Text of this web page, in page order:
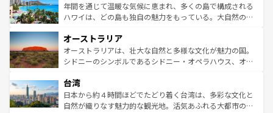
着のスイス情報はコンテンツ一覧 を参照してほしい。
ンメントが詰まった刺激的なスポットだ。一方、アメリカ
西部には大自然が広がり、グランドキャニオンやイエロー
部のニューオーリンズでは、音楽と美食が融合した独特の
文化が魅力。旅行者はアメリカの各地域で異なる魅力を楽
しみながら、その多様性と豊かな歴史を感じることができ
ならではの贅沢な旅のスタイルだ。 なお、新着のアメリカ
情報はコンテンツ一覧を参照してほしい。
年間を通じて温暖な気候に恵まれ、多くの島で構成される
ハワイは、どの島も独自の魅力をもっている。大自然の神
ワイ島は見逃せない。また、定番の観光地といえばオアフ
島だが、静かな自然を求めるならマウイ島やカウアイ島が
おすすめ。エメラルドグリーンに輝く海をはじめ、豊かな
れるおもてなしの心で訪れる人々を迎えてくれるハワイの
人々、おいしいローカルフードやハワイアンミュージッ
ク、伝統的なフラダンスなど、すべてがハワイの魅力を彩
オーストラリア
オーストラリアは、壮大な自然と多様な文化が魅力の国。
シドニーのシンボルであるシドニー・オペラハウス、オー
リアリーフや大陸中央部にそびえるウルル（エアーズロッ
ク）、タスマニアの美しい原生林やケアンズの熱帯雨林な
ど、見どころがたくさん。また、カフェやワイン、オージ
台湾
日本から約４時間ほどでたどり着く台湾は、多彩な文化と
自然が織りなす魅力的な観光地。活気あふれる大都市の台